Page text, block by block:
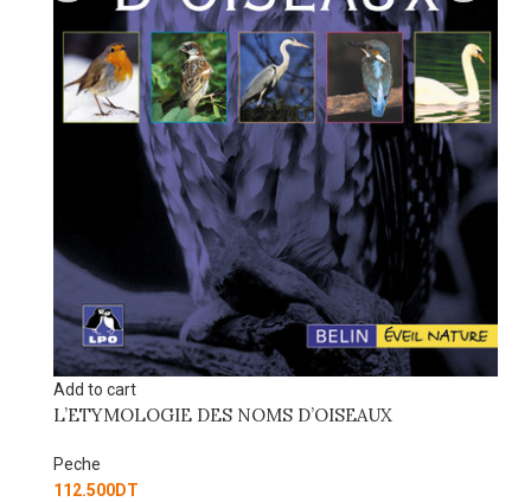
Add to cart
L’ETYMOLOGIE DES NOMS D’OISEAUX
Peche
112.500DT